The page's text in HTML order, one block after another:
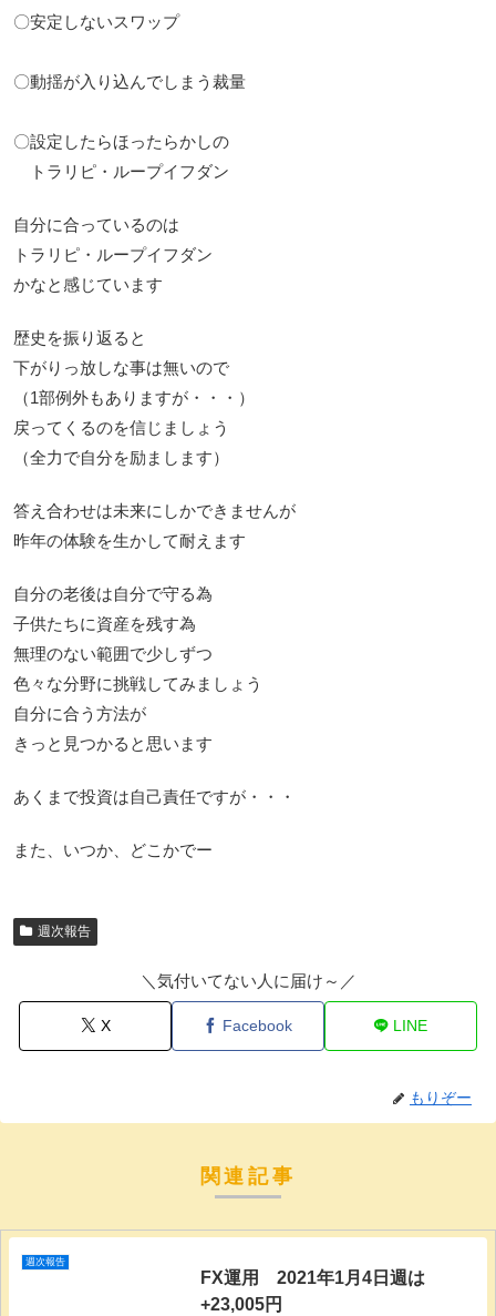
〇安定しないスワップ
〇動揺が入り込んでしまう裁量
〇設定したらほったらかしの
トラリピ・ループイフダン
自分に合っているのは
トラリピ・ループイフダン
かなと感じています
歴史を振り返ると
下がりっ放しな事は無いので
（1部例外もありますが・・・）
戻ってくるのを信じましょう
（全力で自分を励まします）
答え合わせは未来にしかできませんが
昨年の体験を生かして耐えます
自分の老後は自分で守る為
子供たちに資産を残す為
無理のない範囲で少しずつ
色々な分野に挑戦してみましょう
自分に合う方法が
きっと見つかると思います
あくまで投資は自己責任ですが・・・
また、いつか、どこかでー
週次報告
＼気付いてない人に届け～／
X Facebook LINE
もりぞー
関連記事
週次報告
FX運用 2021年1月4日週は
+23,005円